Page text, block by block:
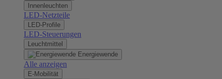
Innenleuchten
LED-Netzteile
LED-Profile
LED-Steuerungen
Leuchtmittel
Energiewende
Alle anzeigen
E-Mobilität